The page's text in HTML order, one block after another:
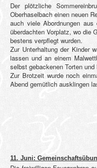
Der plötzliche
Oberhaselbach einen neuen
auch viele Abordnungen
überdachten Vorplatz, wo die
bestens verpflegt wurden.
Zur Unterhaltung der Kinder
lassen und an einem
selbst gebackenen Torten
Zur Brotzeit wurde noch
Abend gemütlich ausklingen
11. Juni: